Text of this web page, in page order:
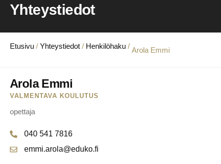
Yhteystiedot
Etusivu / Yhteystiedot / Henkilöhaku / Arola Emmi
Arola Emmi
VALMENTAVA KOULUTUS
opettaja
040 541 7816
emmi.arola@eduko.fi